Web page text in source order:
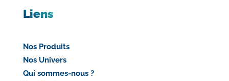
Liens
Nos Produits
Nos Univers
Qui sommes-nous ?